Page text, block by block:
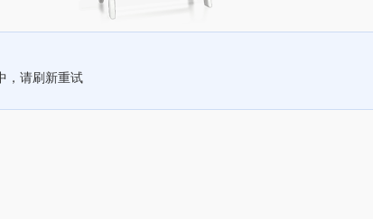
，请刷新重试